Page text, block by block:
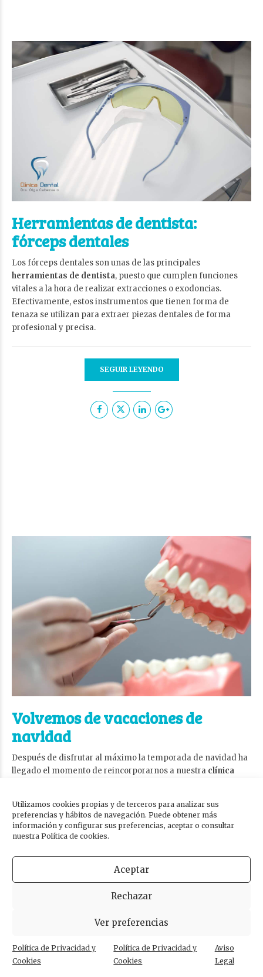
Utilizamos cookies propias y de terceros para analizar sus
preferencias y hábitos de navegación. Puede obtener más
información y configurar sus preferencias, aceptar o consultar
nuestra Política de cookies.
Aceptar
Rechazar
Ver preferencias
Política de Privacidad y
Cookies
Política de Privacidad y
Cookies
Aviso
Legal
Herramientas de dentista:
fórceps dentales
Los fórceps dentales son unas de las principales
herramientas de dentista, puesto que cumplen funciones
vitales a la hora de realizar extracciones o exodoncias.
Efectivamente, estos instrumentos que tienen forma de
tenaza se utilizan para extraer piezas dentales de forma
profesional y precisa.
SEGUIR LEYENDO
Volvemos de vacaciones de
navidad
Después de disfrutar al máximo la temporada de navidad ha
llegado el momento de reincorporarnos a nuestra clínica
Efectivamente, en nuestra
Clínica Dental Dra. Olga Cabezuelo
estamos listos para reencontrarnos con todos ustedes y
Entradas anteriores